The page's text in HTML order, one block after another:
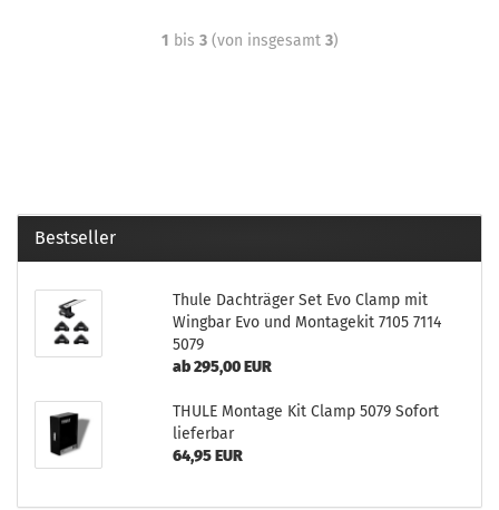
1 bis 3(von insgesamt 3)
Bestseller
Thule Dachträger Set Evo Clamp mit
Wingbar Evo und Montagekit 7105 7114
5079
ab 295,00 EUR
THULE Montage Kit Clamp 5079 Sofort
lieferbar
64,95 EUR